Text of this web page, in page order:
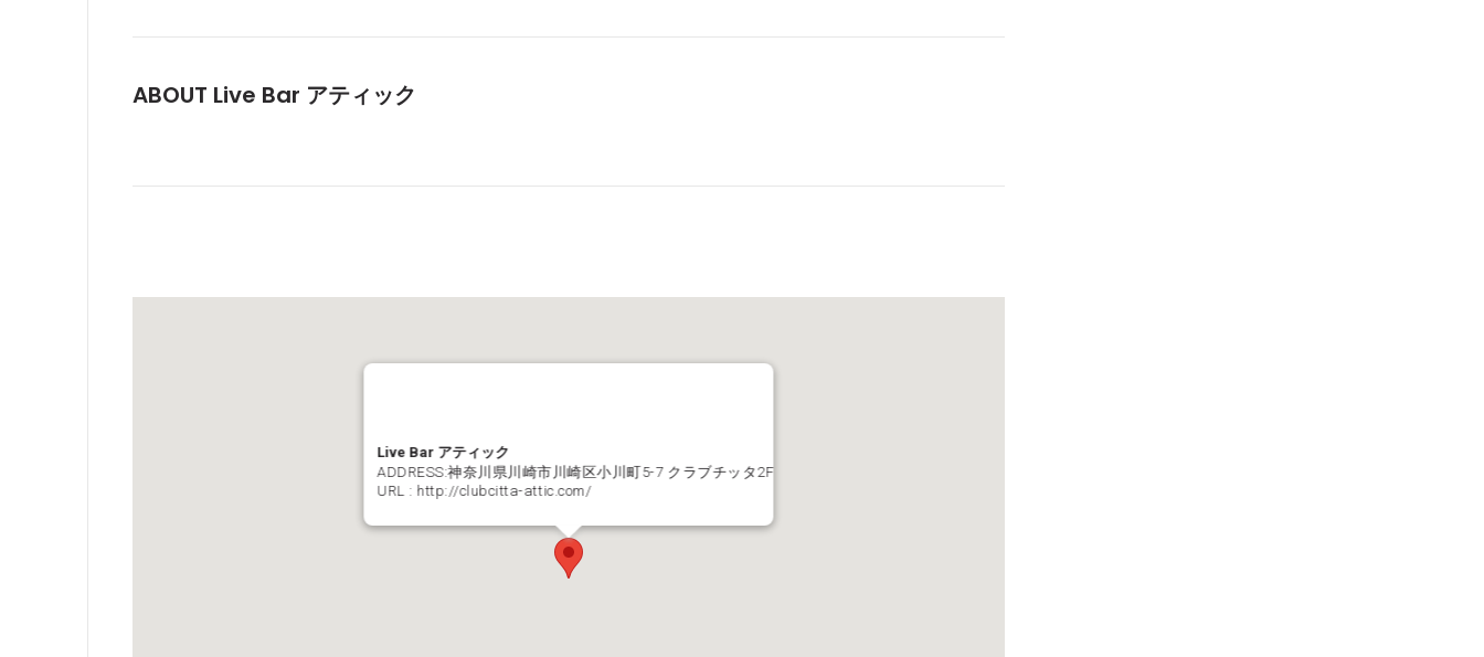
ABOUT Live Bar アティック
Live Bar アティック
ADDRESS:神奈川県川崎市川崎区小川町5-7 クラブチッタ2F
URL : http://clubcitta-attic.com/